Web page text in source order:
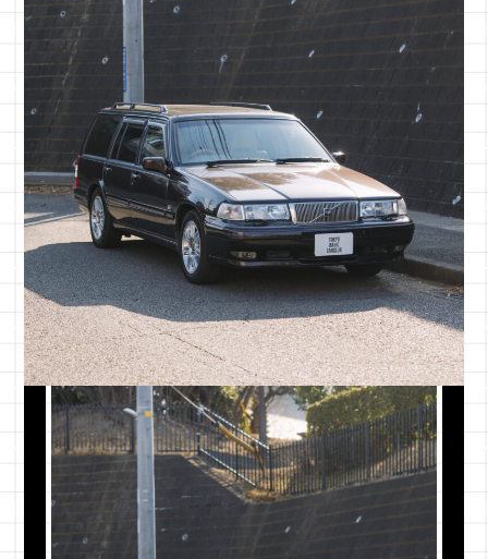
地方
一都三県
東京都・
関東
¥120,000
茨城県・栃
東北
¥150,000
青森県・
中部
¥150,000
新潟県・富
近畿
¥180,000
三重県・
中国
鳥取県・島
四国
¥220,000
徳島県・香
九州
¥220,000
福岡県・佐
北海道
¥220,000
北海道全域
沖縄本島
¥250,000
沖縄本島
離島
別途お見積もり 各離島